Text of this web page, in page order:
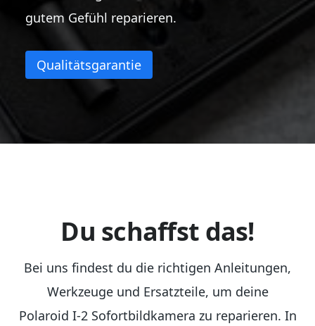
gutem Gefühl reparieren.
Qualitätsgarantie
Du schaffst das!
Bei uns findest du die richtigen Anleitungen,
Werkzeuge und Ersatzteile, um deine
Polaroid I-2 Sofortbildkamera zu reparieren. In